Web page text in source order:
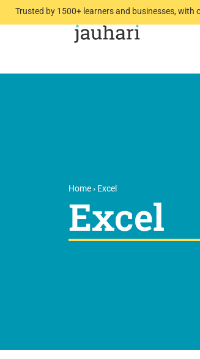
Trusted by 1500+ learners and businesses, with
Home› Excel
Excel